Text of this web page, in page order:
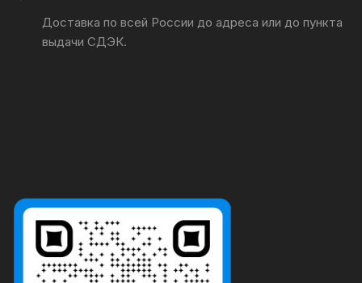
Доставка по всей России до адреса или до пункта
выдачи СДЭК.